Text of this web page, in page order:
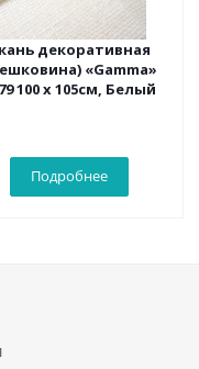
декоративная
«Gamma»
4С79 100 x 105см, Белый
Подробнее